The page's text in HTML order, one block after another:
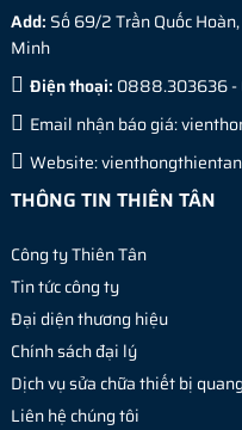
Add: Số 69/2 Trần Quốc
Minh
Điện thoại: 0888.303636 -
Email nhận báo giá:
Website:
THÔNG TIN THIÊN TÂN
Công ty Thiên Tân
Tin tức công ty
Đại diện thương hiệu
Chính sách đại lý
Dịch vụ sửa chữa thiết bị quang
Liên hệ chúng tôi